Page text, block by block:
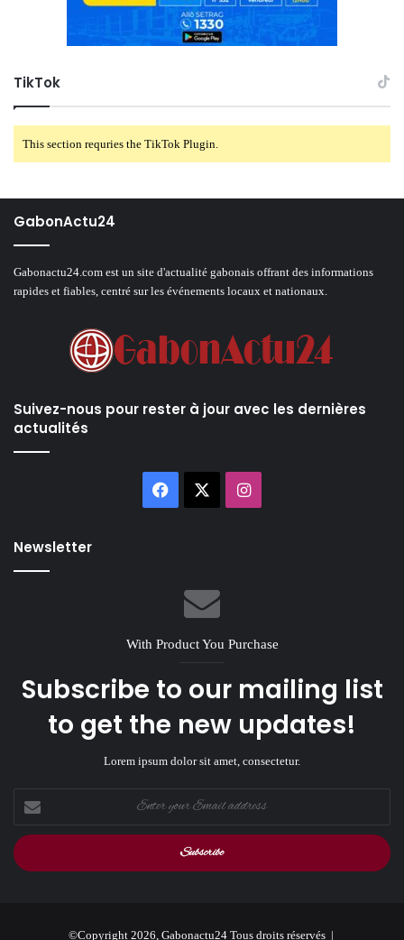
TikTok
This section requries the TikTok Plugin.
GabonActu24
Gabonactu24.com est un site d'actualité gabonais offrant des informations
rapides et fiables, centré sur les événements locaux et nationaux.
Suivez-nous pour rester à jour avec les dernières
actualités
Facebook Instagram
Newsletter
With Product You Purchase
Subscribe to our mailing list
to get the new updates!
Lorem ipsum dolor sit amet, consectetur.
your
Email
address
©Copyright 2026, Gabonactu24 Tous droits réservés |